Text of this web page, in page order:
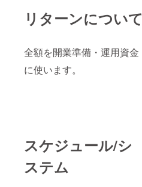
リターンについて
全額を開業準備・運用資金
に使います。
スケジュール/シ
ステム